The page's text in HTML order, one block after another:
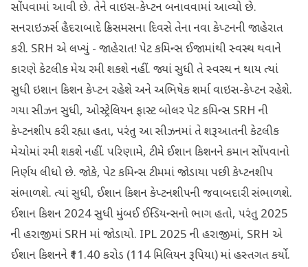
સોંપવામાં આવી છે. તેને વાઇસ-કેપ્ટન બનાવવામાં આવ્યો છે.
સનરાઇઝર્સ હૈદરાબાદે ક્રિસમસના દિવસે તેના નવા કેપ્ટનની જાહેરાત
કરી. SRH એ લખ્યું - જાહેરાત! પેટ કમિન્સ ઈજામાંથી સ્વસ્થ થવાને
કારણે કેટલીક મેચ રમી શકશે નહીં. જ્યાં સુધી તે સ્વસ્થ ન થાય ત્યાં
સુધી ઇશાન કિશન કેપ્ટન રહેશે અને અભિષેક શર્મા વાઇસ-કેપ્ટન રહેશે.
ગયા સીઝન સુધી, ઓસ્ટ્રેલિયન ફાસ્ટ બોલર પેટ કમિન્સ SRH ની
કેપ્ટનશીપ કરી રહ્યા હતા, પરંતુ આ સીઝનમાં તે શરૂઆતની કેટલીક
મેચોમાં રમી શકશે નહીં. પરિણામે, ટીમે ઈશાન કિશનને કમાન સોંપવાનો
નિર્ણય લીધો છે. જોકે, પેટ કમિન્સ ટીમમાં જોડાયા પછી કેપ્ટનશીપ
સંભાળશે. ત્યાં સુધી, ઈશાન કિશન કેપ્ટનશીપની જવાબદારી સંભાળશે.
ઈશાન કિશન 2024 સુધી મુંબઈ ઈન્ડિયન્સનો ભાગ હતો, પરંતુ 2025
ની હરાજીમાં SRH માં જોડાયો. IPL 2025 ની હરાજીમાં, SRH એ
ઈશાન કિશનને ₹11.40 કરોડ (114 મિલિયન રૂપિયા) માં હસ્તગત કર્યો.